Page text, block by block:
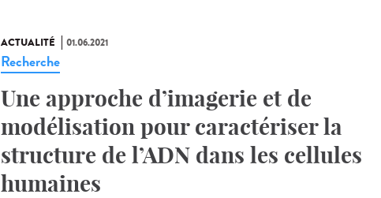
ACTUALITÉ 01.06.2021
Recherche
Une approche d’imagerie et de
modélisation pour caractériser la
structure de l’ADN dans les cellules
humaines